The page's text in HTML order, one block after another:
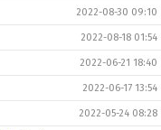
2022-08-30 09:10
2022-08-18 01:54
2022-06-21 18:40
2022-06-17 13:54
2022-05-24 08:28